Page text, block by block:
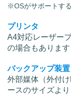
※OSがサポートす
プリンタ
A4対応レーザー
の場合もあります
バックアップ装置
外部媒体（外付
ースのサイズよ